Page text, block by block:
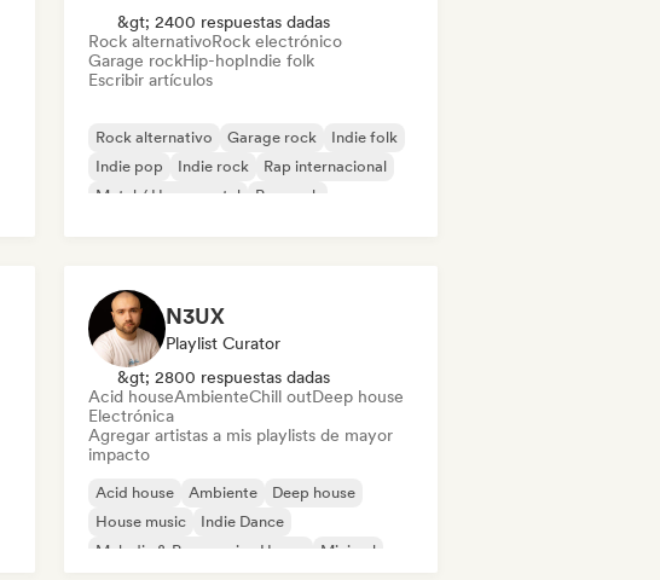
&gt; 2400 respuestas dadas
Rock alternativoRock electrónico
Garage rockHip-hopIndie folk
Escribir artículos
Rock alternativo Garage rock
Indie folk
Indie pop
Indie rock
Rap internacional
Metal / Heavy metal
Pop rock
N3UX
Playlist Curator
&gt; 2800 respuestas dadas
Acid houseAmbienteChill outDeep house
Electrónica
Agregar artistas a mis playlists de mayor
impacto
Acid house Ambiente
Deep house
House music
Indie Dance
Melodic & Progressive House
Minimal